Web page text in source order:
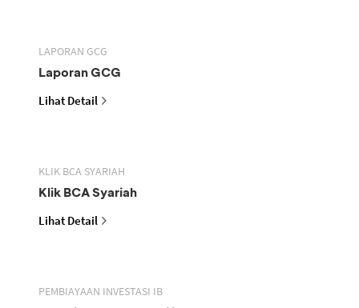
LAPORAN GCG
Laporan GCG
Lihat Detail
KLIK BCA SYARIAH
Klik BCA Syariah
Lihat Detail
PEMBIAYAAN INVESTASI IB